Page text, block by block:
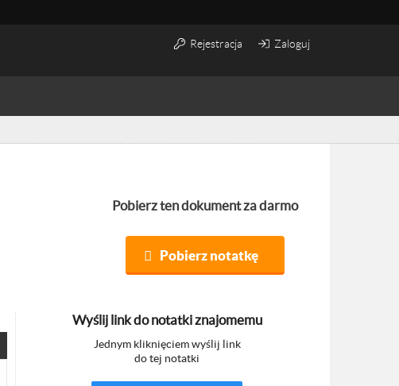
Rejestracja Zaloguj
Pobierz ten dokument za darmo
Pobierz notatkę
Wyślij link do notatki znajomemu
Jednym kliknięciem wyślij link
do tej notatki